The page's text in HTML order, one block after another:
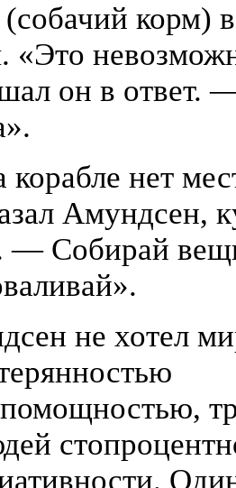
(собачий корм)
«Это
он в ответ.
нет
Амундсен,
— Собирай
не хотел